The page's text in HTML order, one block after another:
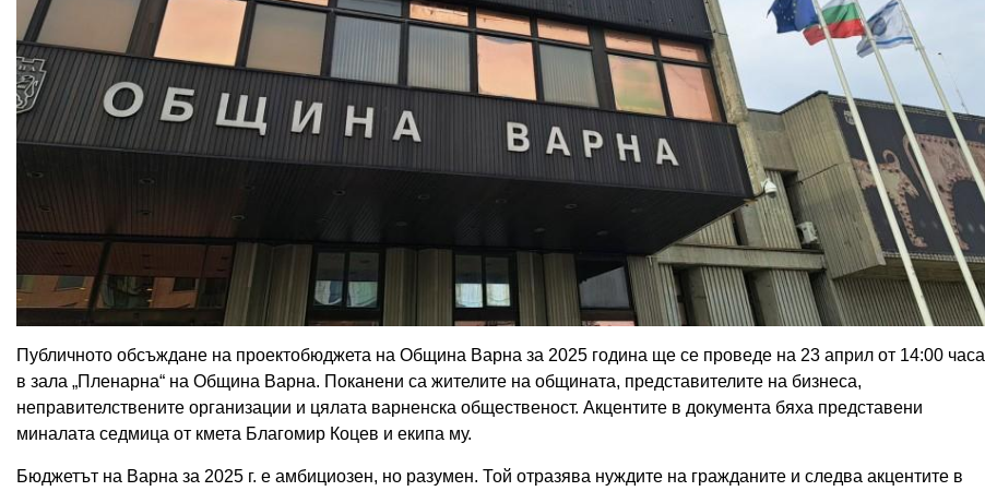
Публичното обсъждане на проектобюджета на Община Варна за 2025 година ще се проведе на 23 април от 14:00 часа
в зала „Пленарна“ на Община Варна. Поканени са жителите на общината, представителите на бизнеса,
неправителствените организации и цялата варненска общественост. Акцентите в документа бяха представени
миналата седмица от кмета Благомир Коцев и екипа му.
Бюджетът на Варна за 2025 г. е амбициозен, но разумен. Той отразява нуждите на гражданите и следва акцентите в